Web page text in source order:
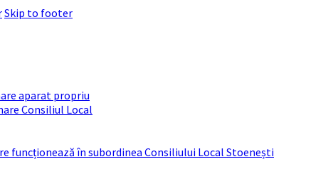
Skip to footer
aparat propriu
Consiliul Local
funcționează în subordinea Consiliului Local Stoenești